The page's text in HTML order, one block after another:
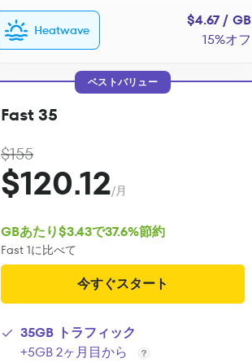
Heatwave
$4.67 / GB
15%オフ
ベストバリュー
Fast 35
$155
$120.12/月
GBあたり$3.43で37.6%節約
Fast 1に比べて
今すぐスタート
35GB トラフィック
+5GB 2ヶ月目から